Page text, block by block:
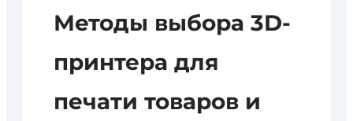
Методы выбора 3D-
принтера для
печати товаров и